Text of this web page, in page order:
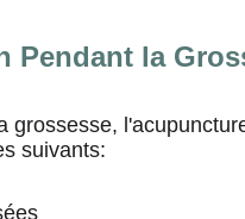
Pendant la
grossesse,
suivants: